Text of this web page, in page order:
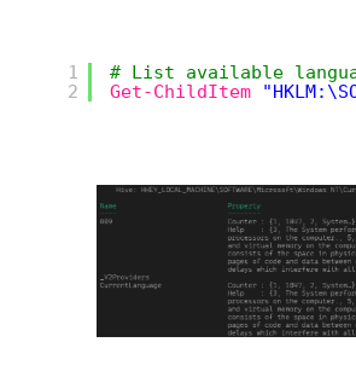
1
2
# List available
Get-ChildItem